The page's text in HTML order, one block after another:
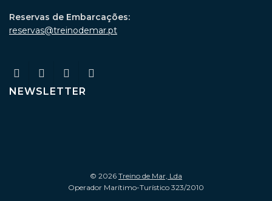
Reservas de Embarcações:
reservas@treinodemar.pt
NEWSLETTER
© 2026 Treino de Mar, Lda
Operador Marítimo-Turístico 323/2010